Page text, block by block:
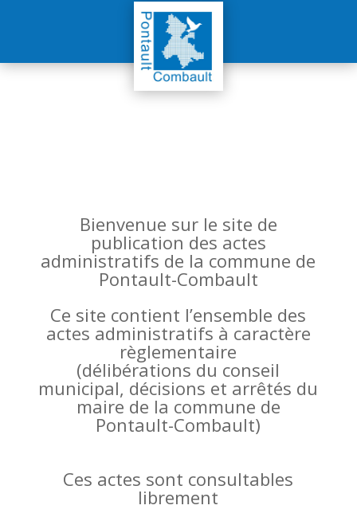
Bienvenue sur le site de
publication des actes
administratifs de la commune de
Pontault-Combault
Ce site contient l’ensemble des
actes administratifs à caractère
règlementaire
(délibérations du conseil
municipal, décisions et arrêtés du
maire de la commune de
Pontault-Combault)
Ces actes sont consultables
librement